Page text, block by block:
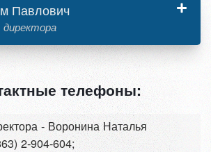
Павлович
телефоны:
- Воронина Наталья
2-904-604;